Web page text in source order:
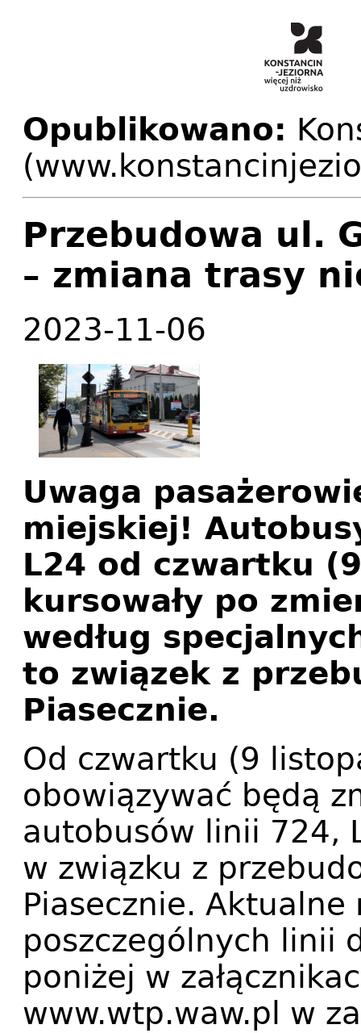
Opublikowano:
Przebudowa ul.
– zmiana trasy
2023-11-06
Uwaga
miejskiej!
L24 od czwartku
kursowały po
według
to związek z
Piasecznie.
Od czwartku (9
obowiązywać będą
autobusów linii 724,
w związku z
Piasecznie. Aktualne
poszczególnych linii
poniżej w
www.wtp.waw.pl w